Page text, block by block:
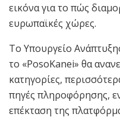
εικόνα για το πώς
ευρωπαϊκές χώρες.
Το Υπουργείο
το «PosoKanei» θα
κατηγορίες,
πηγές πληροφόρησης,
επέκταση της